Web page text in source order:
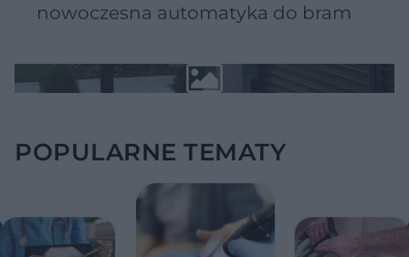
nowoczesna automatyka do bram
POPULARNE TEMATY